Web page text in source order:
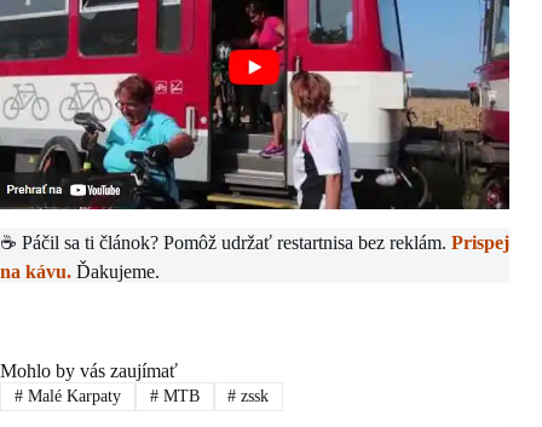
☕ Páčil sa ti článok? Pomôž udržať restartnisa bez reklám. Prispej
na kávu. Ďakujeme.
Mohlo by vás zaujímať
#Malé Karpaty #MTB # zssk